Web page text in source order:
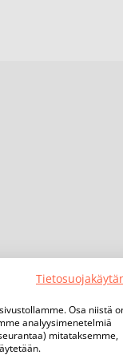
Osa niistä
analyysimenetelmiä
mitataksemme,